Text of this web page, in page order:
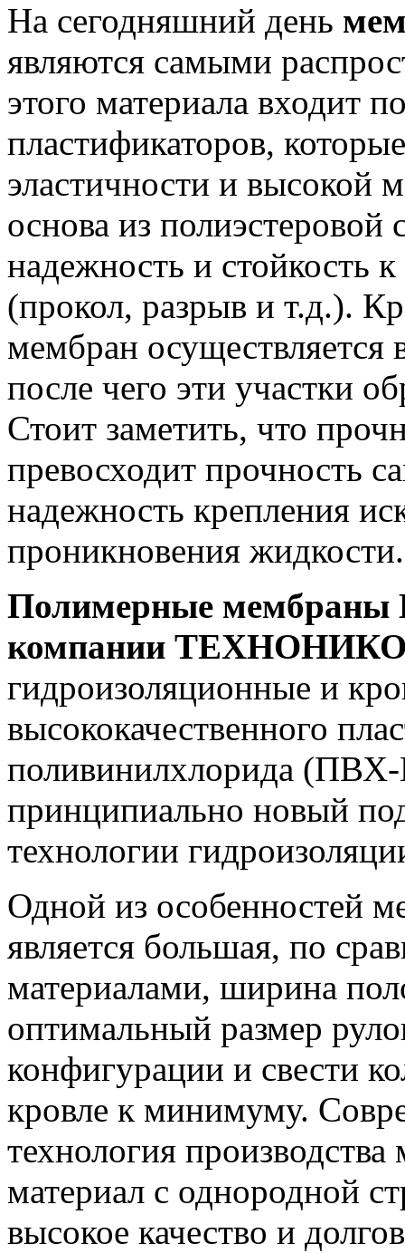
На сегодняшний день
являются самыми
этого материала входит
пластификаторов,
эластичности и высокой
основа из
надежность и стойкость
(прокол, разрыв и т.д.).
мембран осуществляется
после чего эти участки
Стоит заметить, что
превосходит прочность
надежность крепления
проникновения
Полимерные мембраны
компании
гидроизоляционные и
высококачественного
поливинилхлорида (ПВХ-
принципиально новый
технологии
Одной из особенностей
является большая, по
материалами, ширина
оптимальный размер
конфигурации и свести
кровле к минимуму.
технология
материал с однородной
высокое качество и